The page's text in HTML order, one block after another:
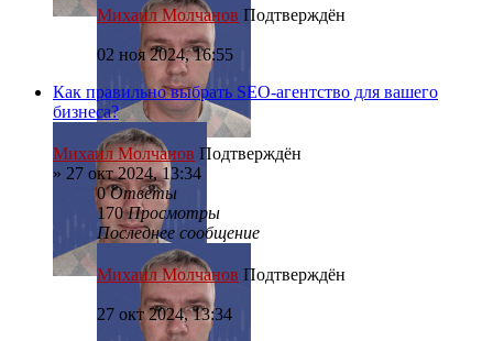
Михаил Молчанов Подтверждён
02 ноя 2024, 16:55
Как правильно выбрать SEO-агентство для вашего
бизнеса?
Михаил Молчанов Подтверждён
» 27 окт 2024, 13:34
0Ответы
170Просмотры
Последнее сообщение
Михаил Молчанов Подтверждён
27 окт 2024, 13:34